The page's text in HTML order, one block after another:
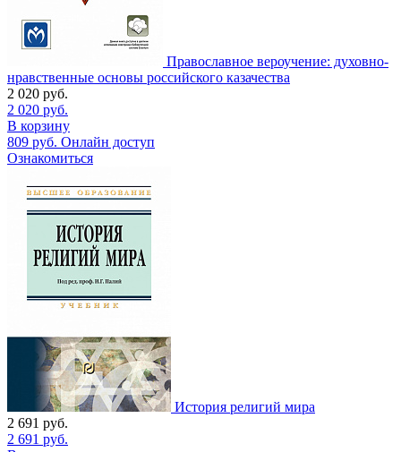
Православное вероучение: духовно-
нравственные основы российского казачества
2 020 руб.
2 020 руб.
В корзину
809 руб. Онлайн доступ
Ознакомиться
История религий мира
2 691 руб.
2 691 руб.